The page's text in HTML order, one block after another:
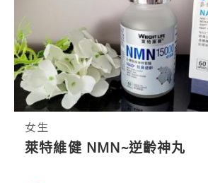
女生
萊特維健 NMN~逆齡神丸